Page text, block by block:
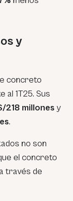
y
concreto
al 1T25. Sus
218 millones y
.
no son
el concreto
través de